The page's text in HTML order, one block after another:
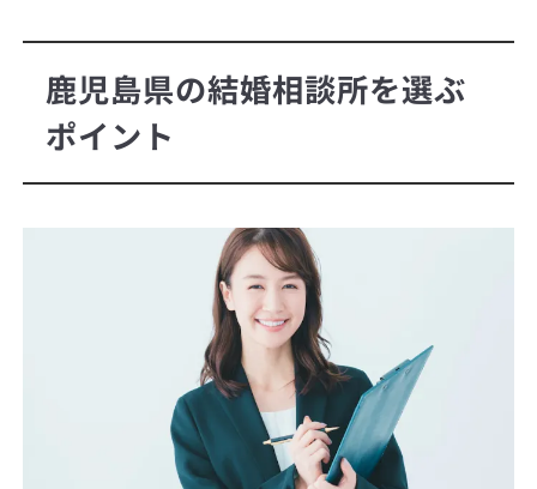
鹿児島県の結婚相談所を選ぶ
ポイント